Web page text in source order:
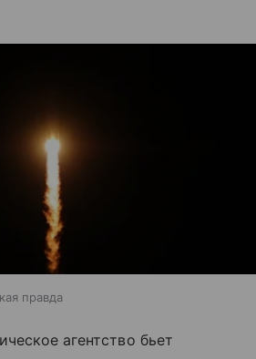
правда
агентство бьет